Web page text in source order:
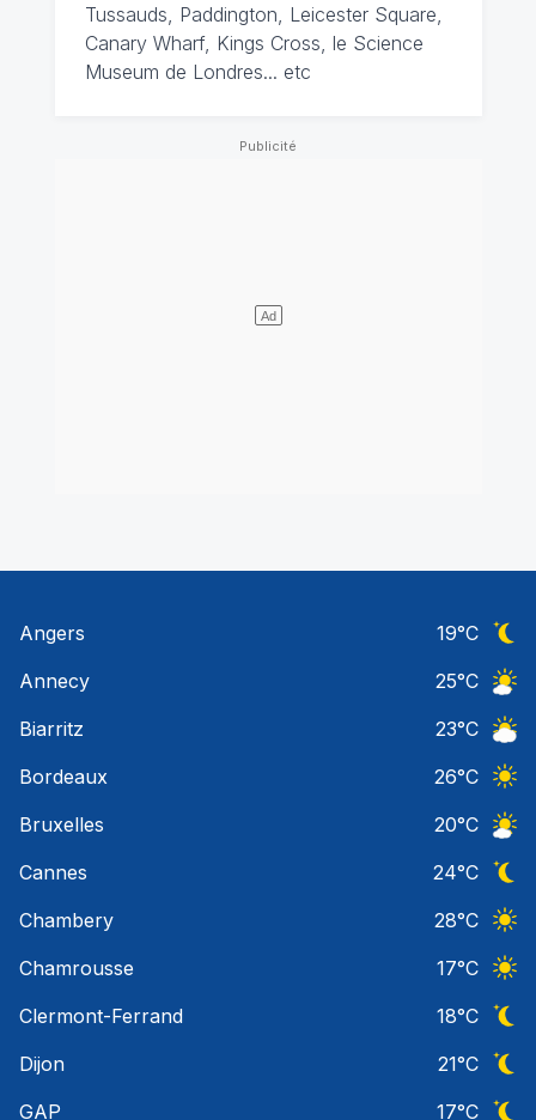
Tussauds, Paddington, Leicester Square,
Canary Wharf, Kings Cross, le Science
Museum de Londres... etc
Angers 19°C
Annecy
25°C
Biarritz
23°C
Bordeaux
26°C
Bruxelles
20°C
Cannes
24°C
Chambery
28°C
Chamrousse
17°C
Clermont-Ferrand
18°C
Dijon
21°C
GAP
17°C